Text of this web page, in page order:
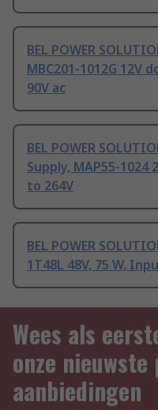
BEL POWER
MBC201-1012G 12V
90V ac
BEL POWER
Supply, MAP55-1024
to 264V
BEL POWER
1T48L 48V, 75 W,
Wees als
onze
aanbiedingen